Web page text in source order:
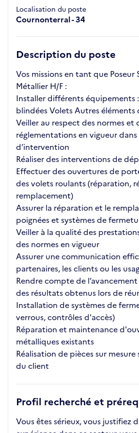
Localisation du poste
Cournonterral - 34
Description du poste
Vos missions en tant que Poseur
Métallier H/F :
Installer différents équipements
blindées Volets Autres
Veiller au respect des normes et
réglementations en vigueur
d’intervention
Réaliser des interventions de
Effectuer des ouvertures de
des volets roulants (réparation,
remplacement)
Assurer la réparation et le
poignées et systèmes de
Veiller à la qualité des
des normes en vigueur
Assurer une communication
partenaires, les clients ou les
Rendre compte de
des résultats obtenus lors de
Installation de systèmes de
verrous, contrôles d'accès)
Réparation et maintenance
métalliques existants
Réalisation de pièces sur mesure
du client
Profil recherché et
Vous êtes sérieux, vous justifiez